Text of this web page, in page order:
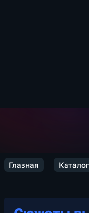
Главная Каталог